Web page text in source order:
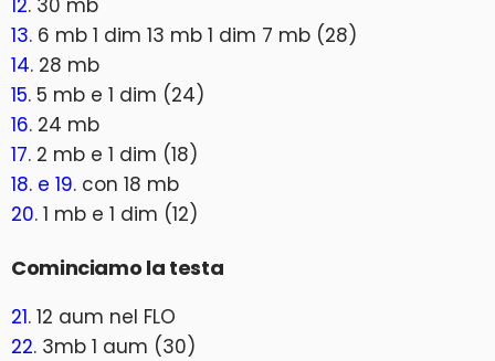
12. 30 mb
13. 6 mb 1 dim 13 mb 1 dim 7 mb (28)
14. 28 mb
15. 5 mb e 1 dim (24)
16. 24 mb
17. 2 mb e 1 dim (18)
18. e 19. con 18 mb
20. 1 mb e 1 dim (12)
Cominciamo la testa
21. 12 aum nel FLO
22. 3mb 1 aum (30)